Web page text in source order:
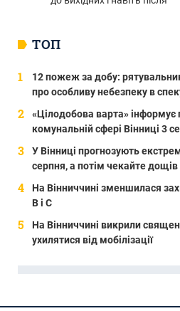
ТОП
12 пожеж за добу:
про особливу небезпеку в
«Цілодобова варта» інформує
комунальній сфері Вінниці 3
У Вінниці прогнозують
серпня, а потім чекайте дощів
На Вінниччині зменшилася
В і С
На Вінниччині викрили
ухилятися від мобілізації